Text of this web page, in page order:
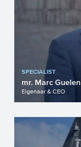
SPECIALIST
mr. Marc Guelen
Eigenaar & CEO